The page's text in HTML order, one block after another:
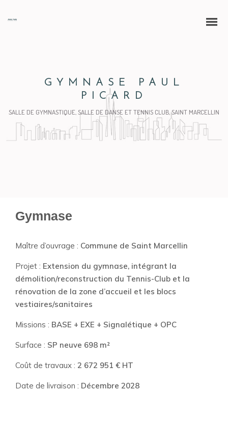
GYMNASE PAUL
PICARD
SALLE DE GYMNASTIQUE, SALLE DE DANSE ET TENNIS CLUB, SAINT MARCELLIN
Gymnase
Maître d’ouvrage : Commune de Saint Marcellin
Projet : Extension du gymnase, intégrant la
démolition/reconstruction du Tennis-Club et la
rénovation de la zone d’accueil et les blocs
vestiaires/sanitaires
Missions : BASE + EXE + Signalétique + OPC
Surface : SP neuve 698 m²
Coût de travaux : 2 672 951 € HT
Date de livraison : Décembre 2028